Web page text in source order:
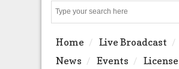
Home Live Broadcast
News
Events License